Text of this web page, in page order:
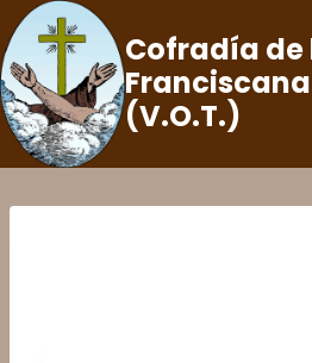
Saltar
al
contenido
Cofradía de
(V.O.T.)